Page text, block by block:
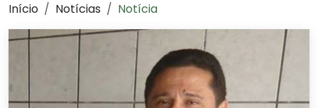
Início Notícias Notícia